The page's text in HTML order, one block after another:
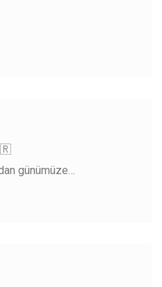
günümüze…